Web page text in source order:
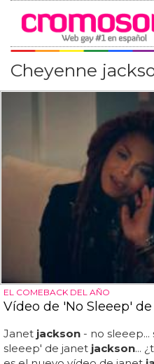
Cheyenne
EL COMEBACK DEL AÑO
Vídeo de 'No Sleeep'
Janet jackson - no sleeep...
sleeep' de janet jackson...